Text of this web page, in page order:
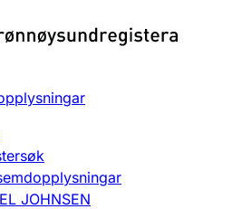
endre, slette
JOHNSEN